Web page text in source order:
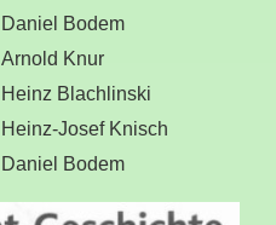
Daniel Bodem
Arnold Knur
Heinz Blachlinski
Heinz-Josef Knisch
Daniel Bodem